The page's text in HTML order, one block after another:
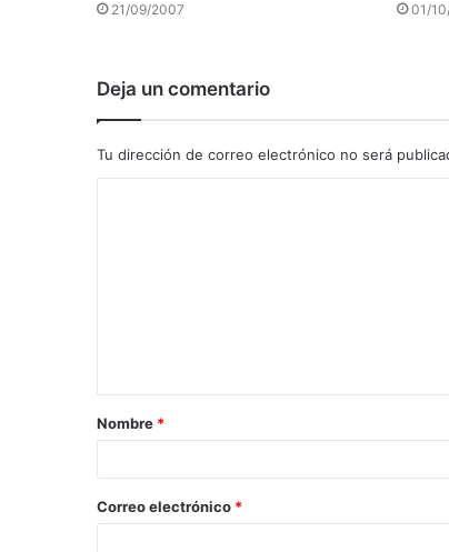
21/09/2007 01/
Deja un comentario
Tu dirección de correo electrónico no será
a
r
*
Nombre *
Correo electrónico *